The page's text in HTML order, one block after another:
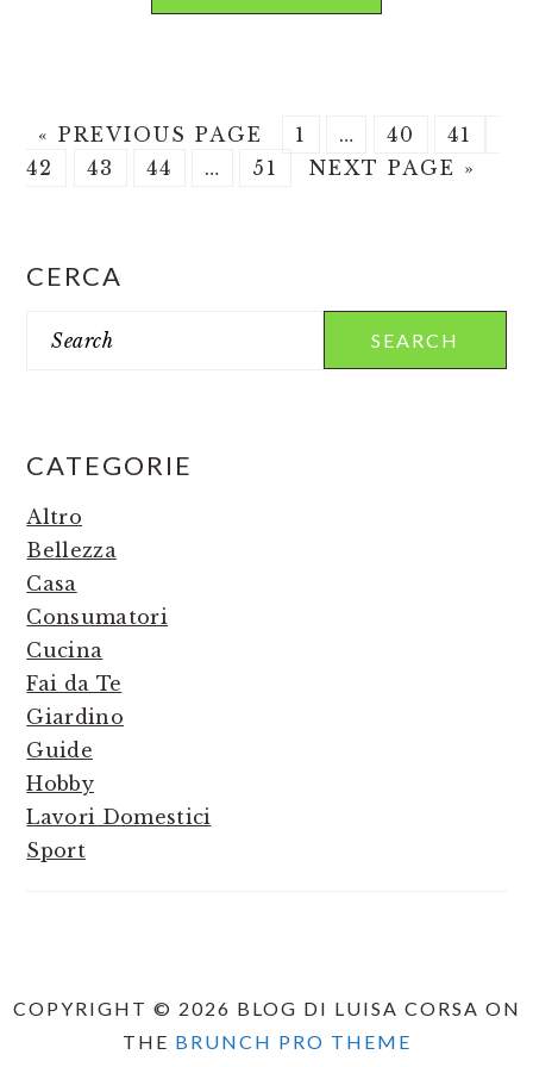
«GO
TO
PREVIOUS PAGE PAGE
1
Interim
pages
… PAGE
40 PAGE
41
42
PAGE
43 PAGE
44
Interim
… PAGE
51
GO
NEXT PAGE »
CERCA
Search
CATEGORIE
Altro
Bellezza
Casa
Consumatori
Cucina
Fai da Te
Giardino
Guide
Hobby
Lavori Domestici
Sport
COPYRIGHT © 2026 BLOG DI LUISA CORSA ON
THE BRUNCH PRO THEME